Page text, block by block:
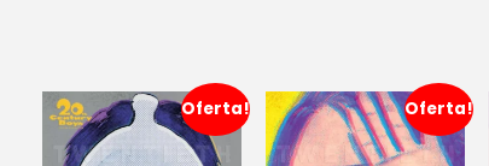
Oferta! Oferta!